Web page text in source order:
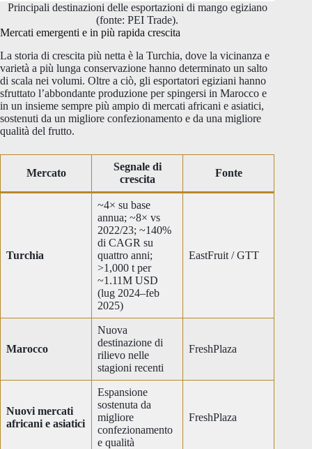
Principali destinazioni delle esportazioni di mango egiziano
(fonte: PEI Trade).
Mercati emergenti e in più rapida crescita
La storia di crescita più netta è la Turchia, dove la vicinanza e
varietà a più lunga conservazione hanno determinato un salto
di scala nei volumi. Oltre a ciò, gli esportatori egiziani hanno
sfruttato l’abbondante produzione per spingersi in Marocco e
in un insieme sempre più ampio di mercati africani e asiatici,
sostenuti da un migliore confezionamento e da una migliore
qualità del frutto.
Mercato
Segnale di
crescita
Fonte
Turchia
~4× su base
annua; ~8× vs
2022/23; ~140%
di CAGR su
quattro anni;
>1,000 t per
~1.11M USD
(lug 2024–feb
2025)
EastFruit / GTT
Marocco
Nuova
destinazione di
rilievo nelle
stagioni recenti
FreshPlaza
Nuovi mercati
africani e asiatici
Espansione
sostenuta da
migliore
confezionamento
e qualità
FreshPlaza